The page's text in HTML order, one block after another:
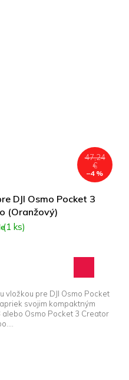
47,24
€
–4 %
DJI Osmo Pocket 3
(Oranžový)
(1 ks)
vložkou pre DJI Osmo Pocket
svojim kompaktným
Osmo Pocket 3 Creator